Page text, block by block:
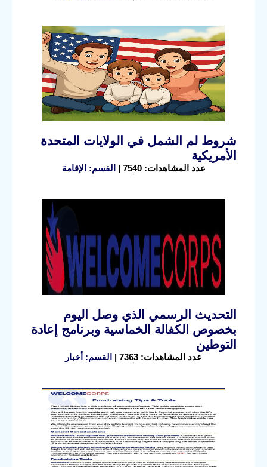
شروط لم الشمل في الولايات المتحدة
الأمريكية
عدد المشاهدات: 7540 | القسم: الإقامة
التحديث الرسمي الذي وصل اليوم
بخصوص الكفالة الخماسية وبرنامج إعادة
التوطين
عدد المشاهدات: 7363 | القسم: أخبار